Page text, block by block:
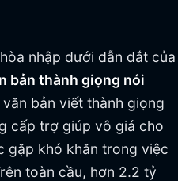
nhập dưới dẫn dắt của
bản thành giọng nói
bản viết thành giọng
cấp trợ giúp vô giá cho
gặp khó khăn trong việc
toàn cầu, hơn 2.2 tỷ